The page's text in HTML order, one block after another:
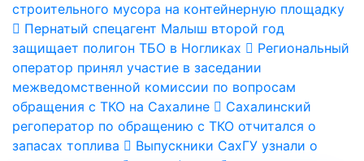
строительного мусора на контейнерную площадку
Пернатый спецагент Малыш второй год
защищает полигон ТБО в Ногликах
Региональный
оператор принял участие в заседании
межведомственной комиссии по вопросам
обращения с ТКО на Сахалине
Сахалинский
регоператор по обращению с ТКО отчитался о
запасах топлива
Выпускники СахГУ узнали о